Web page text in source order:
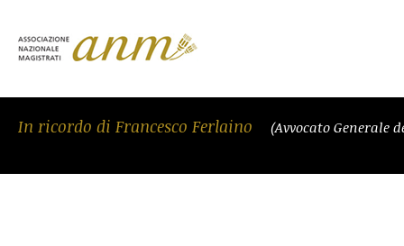
In ricordo di Francesco Ferlaino (Avvocato Generale